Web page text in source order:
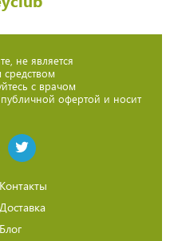
не является
с врачом
офертой и носит
Контакты
Доставка
Блог